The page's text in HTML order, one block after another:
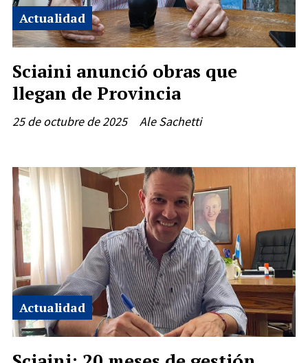
Sciaini anunció obras que
llegan de Provincia
Ale Sachetti
Actualidad
25 de octubre de 2025
Actualidad